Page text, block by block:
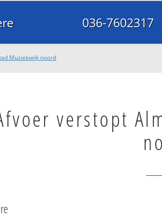
036-7602317
Muziekwijk noord
verstopt